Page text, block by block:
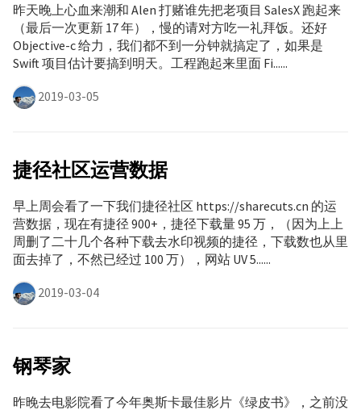
昨天晚上心血来潮和 Alen 打赌谁先把老项目 SalesX 跑起来
（最后一次更新 17 年），慢的请对方吃一礼拜饭。还好
Objective-c 给力，我们都不到一分钟就搞定了，如果是
Swift 项目估计要搞到明天。工程跑起来里面 Fi......
2019-03-05
捷径社区运营数据
早上周会看了一下我们捷径社区 https://sharecuts.cn 的运
营数据，现在有捷径 900+，捷径下载量 95 万，（因为上上
周删了二十几个各种下载去水印视频的捷径，下载数也从里
面去掉了，不然已经过 100 万），网站 UV 5......
2019-03-04
钢琴家
昨晚去电影院看了今年奥斯卡最佳影片《绿皮书》，之前没